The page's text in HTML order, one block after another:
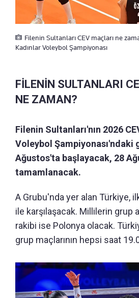
Filenin Sultanları CEV maçları ne
Kadınlar Voleybol Şampiyonası
FİLENİN SULTANLARI
NE ZAMAN?
Filenin Sultanları'nın 2026
Voleybol Şampiyonası'ndaki
Ağustos'ta başlayacak, 28
tamamlanacak.
A Grubu'nda yer alan Türkiye,
ile karşılaşacak. Millilerin grup
rakibi ise Polonya olacak.
grup maçlarının hepsi saat